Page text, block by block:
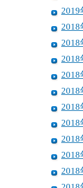
2019
2018
2018
2018
2018
2018
2018
2018
2018
2018
2018